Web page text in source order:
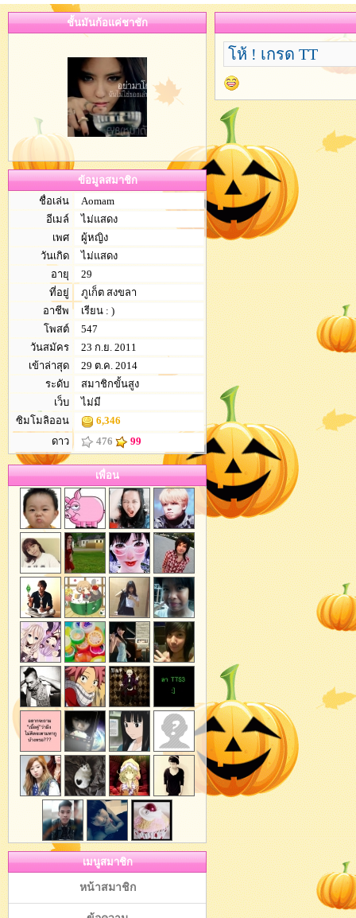
ชั้นมันก้อแค่ชาชัก
ข้อมูลสมาชิก
ชื่อเล่น
Aomam
อีเมล์
ไม่แสดง
เพศ
ผู้หญิง
วันเกิด
ไม่แสดง
อายุ
29
ที่อยู่
ภูเก็ต สงขลา
อาชีพ
เรียน : )
โพสต์
547
วันสมัคร
23 ก.ย. 2011
เข้าล่าสุด
29 ต.ค. 2014
ระดับ
สมาชิกขั้นสูง
เว็บ
ไม่มี
ซิมโมลิออน
6,346
ดาว
476 99
เพื่อน
เมนูสมาชิก
หน้าสมาชิก
โห้ ! เกรด TT